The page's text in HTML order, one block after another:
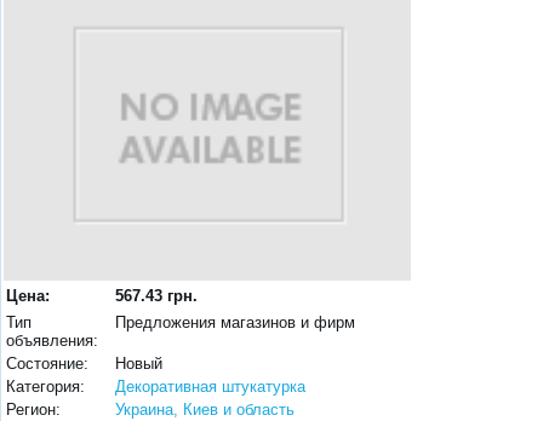
Цена:
567.43 грн.
Тип
объявления:
Предложения магазинов и фирм
Состояние:
Новый
Категория:
Декоративная штукатурка
Регион:
Украина, Киев и область